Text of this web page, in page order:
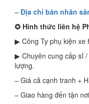
– Địa chỉ bán nhân
✪ Hình thức liên hệ
▶ Công Ty phụ kiện xe
▶ Chuyên cung cấp sỉ
lượng.
– Giá cả cạnh tranh +
– Giao hàng đến tận